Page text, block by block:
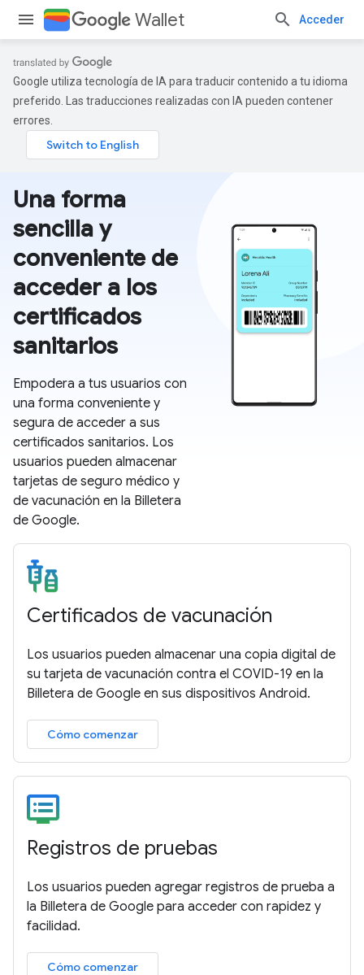
Wallet Acceder
Google utiliza tecnología de IA para traducir contenido a tu idioma
preferido. Las traducciones realizadas con IA pueden contener
errores.
Una forma
sencilla y
conveniente de
acceder a los
certificados
sanitarios
Empodera a tus usuarios con
una forma conveniente y
segura de acceder a sus
certificados sanitarios. Los
usuarios pueden almacenar
tarjetas de seguro médico y
de vacunación en la Billetera
de Google.
Certificados de vacunación
Los usuarios pueden almacenar una copia digital de
su tarjeta de vacunación contra el COVID-19 en la
Billetera de Google en sus dispositivos Android.
Cómo comenzar
Registros de pruebas
Los usuarios pueden agregar registros de prueba a
la Billetera de Google para acceder con rapidez y
facilidad.
Cómo comenzar